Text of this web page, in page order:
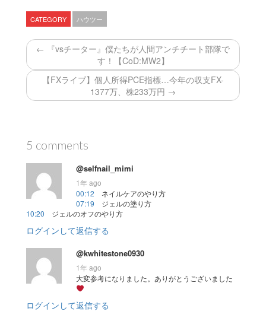
CATEGORY ハウツー
← 『vsチーター』僕たちが人間アンチチート部隊で
す！【CoD:MW2】
【FXライブ】個人所得PCE指標…今年の収支FX-
1377万、株233万円 →
5 comments
@selfnail_mimi
1年 ago
00:12 ネイルケアのやり方
07:19 ジェルの塗り方
10:20 ジェルのオフのやり方
ログインして返信する
@kwhitestone0930
1年 ago
大変参考になりました。ありがとうございました
ログインして返信する